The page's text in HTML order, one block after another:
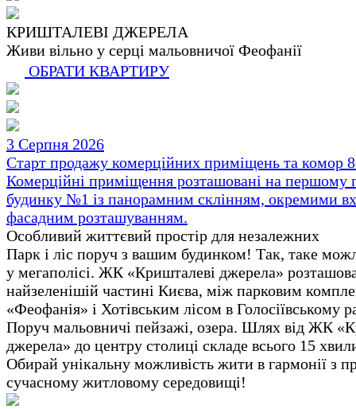
КРИШТАЛЕВІ ДЖЕРЕЛА
Живи вільно у серці мальовничої Феофанії
ОБРАТИ КВАРТИРУ
3 Серпня 2026
Старт продажу комерційних приміщень та комор
Комерційні приміщення розташовані на першому
будинку №1 із панорамним склінням, окремими
фасадним розташуванням.
Особливий життєвий простір для незалежних
Парк і ліс поруч з вашим будинком! Так, таке
у мегаполісі. ЖК «Кришталеві джерела»
найзеленішій частині Києва, між парковим
«Феофанія» і Хотівським лісом в Голосіївському
Поруч мальовничі пейзажі, озера. Шлях від ЖК
джерела» до центру столиці складе всього 15
Обирай унікальну можливість жити в гармонії з
сучасному житловому середовищі!